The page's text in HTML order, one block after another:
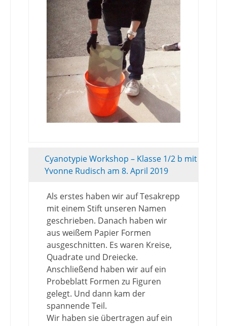
Cyanotypie Workshop – Klasse 1/2 b mit
Yvonne Rudisch am 8. April 2019
Als erstes haben wir auf Tesakrepp
mit einem Stift unseren Namen
geschrieben. Danach haben wir
aus weißem Papier Formen
ausgeschnitten. Es waren Kreise,
Quadrate und Dreiecke.
Anschließend haben wir auf ein
Probeblatt Formen zu Figuren
gelegt. Und dann kam der
spannende Teil.
Wir haben sie übertragen auf ein